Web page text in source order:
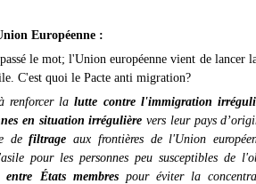
Européenne :
le mot; l'Union européenne vient de lancer
C'est quoi le Pacte anti migration?
renforcer lalutte contre l'immigration
en situation irrégulière vers leur pays
defiltrageaux frontières de l'Union
pour les personnes peu susceptibles de
États membres pour éviter la